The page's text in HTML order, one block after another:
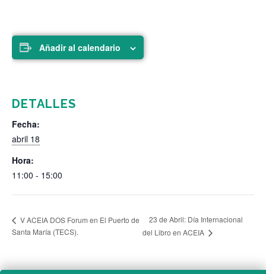
Añadir al calendario
DETALLES
Fecha:
abril 18
Hora:
11:00 - 15:00
V ACEIA DOS Forum en El Puerto de
Santa María (TECS).
23 de Abril: Día Internacional
del Libro en ACEIA